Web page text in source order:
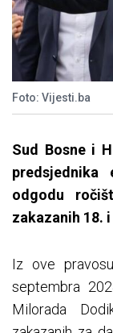
Foto: Vijesti.ba
Sud Bosne i
odgodu
zakazanih 18.
Iz ove
septembra
Milorada